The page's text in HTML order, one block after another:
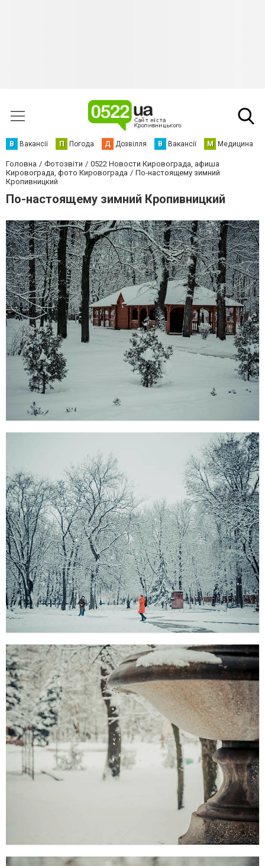
В Вакансії П Погода Д Дозвілля В Вакансії М Медицина
Головна Фотозвіти
0522 Новости Кировограда, афиша
Кировограда, фото Кировограда
По-настоящему зимний
Кропивницкий
По-настоящему зимний Кропивницкий